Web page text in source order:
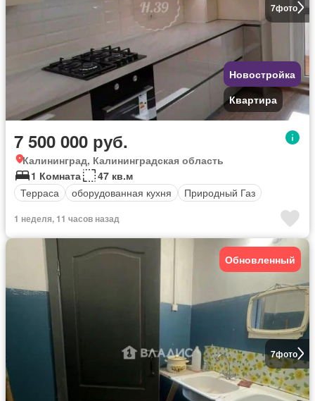
7фото
Новостройка
Квартира
7 500 000 руб.
Калининград, Калининградская область
1 Комната
47 кв.м
Терраса
оборудованная кухня Природный Газ
1 неделя, 11 часов назад
7фото
Обновленный